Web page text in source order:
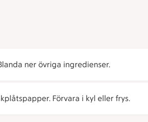
ner övriga ingredienser.
Förvara i kyl eller frys.